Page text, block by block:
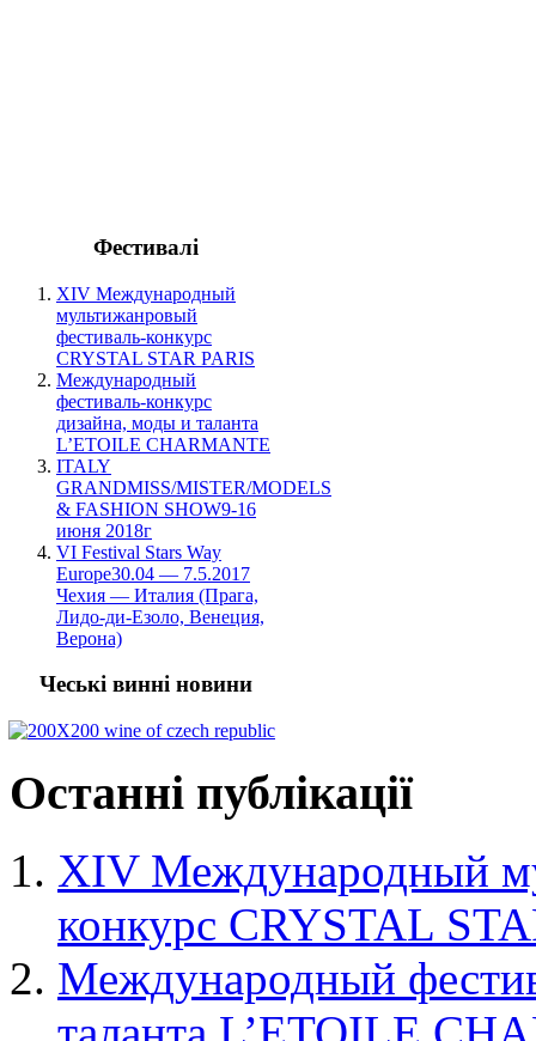
Фестивалі
XIV Международный
мультижанровый
фестиваль-конкурс
CRYSTAL STAR PARIS
Международный
фестиваль-конкурс
дизайна, моды и таланта
L’ETOILE CHARMANTE
ITALY
GRANDMISS/MISTER/MODELS
& FASHION SHOW9-16
июня 2018г
VI Festival Stars Way
Europe30.04 — 7.5.2017
Чехия — Италия (Прага,
Лидо-ди-Езоло, Венеция,
Верона)
Чеські винні новини
Останні публікації
XIV Международный
конкурс CRYSTAL
Международный